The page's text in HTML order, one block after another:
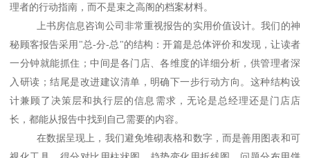
理者的行动指南，而不是束之高阁的档案材料。
上书房信息咨询公司非常重视报告的实用价值设计。我们的神
秘顾客报告采用 "总-分-总"的结构：开篇是总体评价和发现，让读者
一分钟就能抓住；中间是各门店、各维度的详细分析，供管理者深
入研读；结尾是改进建议清单，明确下一步行动方向。这种结构设
计兼顾了决策层和执行层的信息需求，无论是总经理还是门店店
长，都能从报告中找到自己需要的内容。
在数据呈现上，我们避免堆砌表格和数字，而是善用图表和可